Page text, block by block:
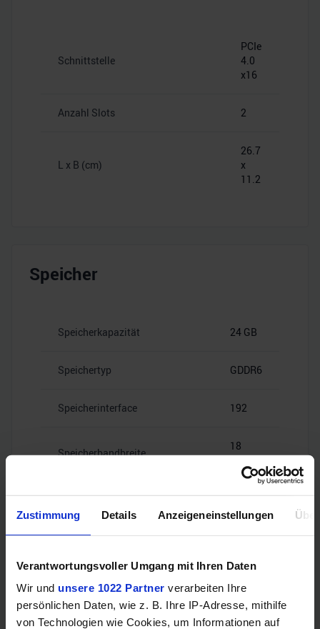
Zustimmung Details Anzeigeneinstellungen
Verantwortungsvoller Umgang mit Ihren Daten
Wir und unsere 1022 Partner verarbeiten Ihre
persönlichen Daten, wie z. B. Ihre IP-Adresse, mithilfe
von Technologien wie Cookies, um Informationen auf
Schnittstelle
PCIe
4.0
x16
Anzahl Slots 2
L x B (cm)
26.7
x
11.2
Speicher
Speicherkapazität 24 GB
Speichertyp GDDR6
Speicherinterface 192
Speicherbandbreite
18
Gbps
HDMI –